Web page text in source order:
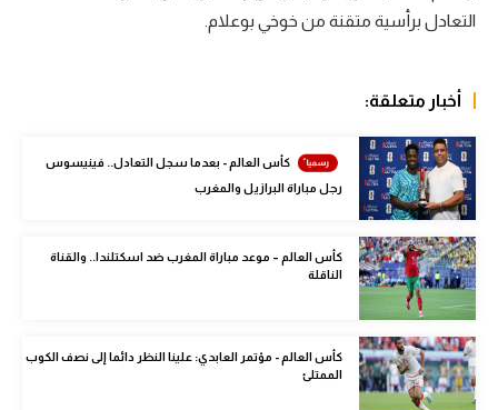
كرة طائرة
في المونديال
رياضة نسائية
آسيا
أمريكا
ركن الألعاب
أقسام خاصة
Gamers
التعادل برأسية متقنة من خوخي بوعلام.
أخبار متعلقة:
كأس العالم - بعدما سجل التعادل.. فينيسوس
رجل مباراة البرازيل والمغرب
كأس العالم – موعد مباراة المغرب ضد اسكتلندا.. والقناة
الناقلة
كأس العالم - مؤتمر العابدي: علينا النظر دائما إلى نصف الكوب
الممتلئ